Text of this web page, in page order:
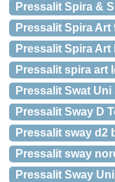
Pressalit Spira &
Pressalit Spira
Pressalit Spira Art
Pressalit spira art
Pressalit Swat
Pressalit Sway D
Pressalit sway d2
Pressalit sway
Pressalit Sway